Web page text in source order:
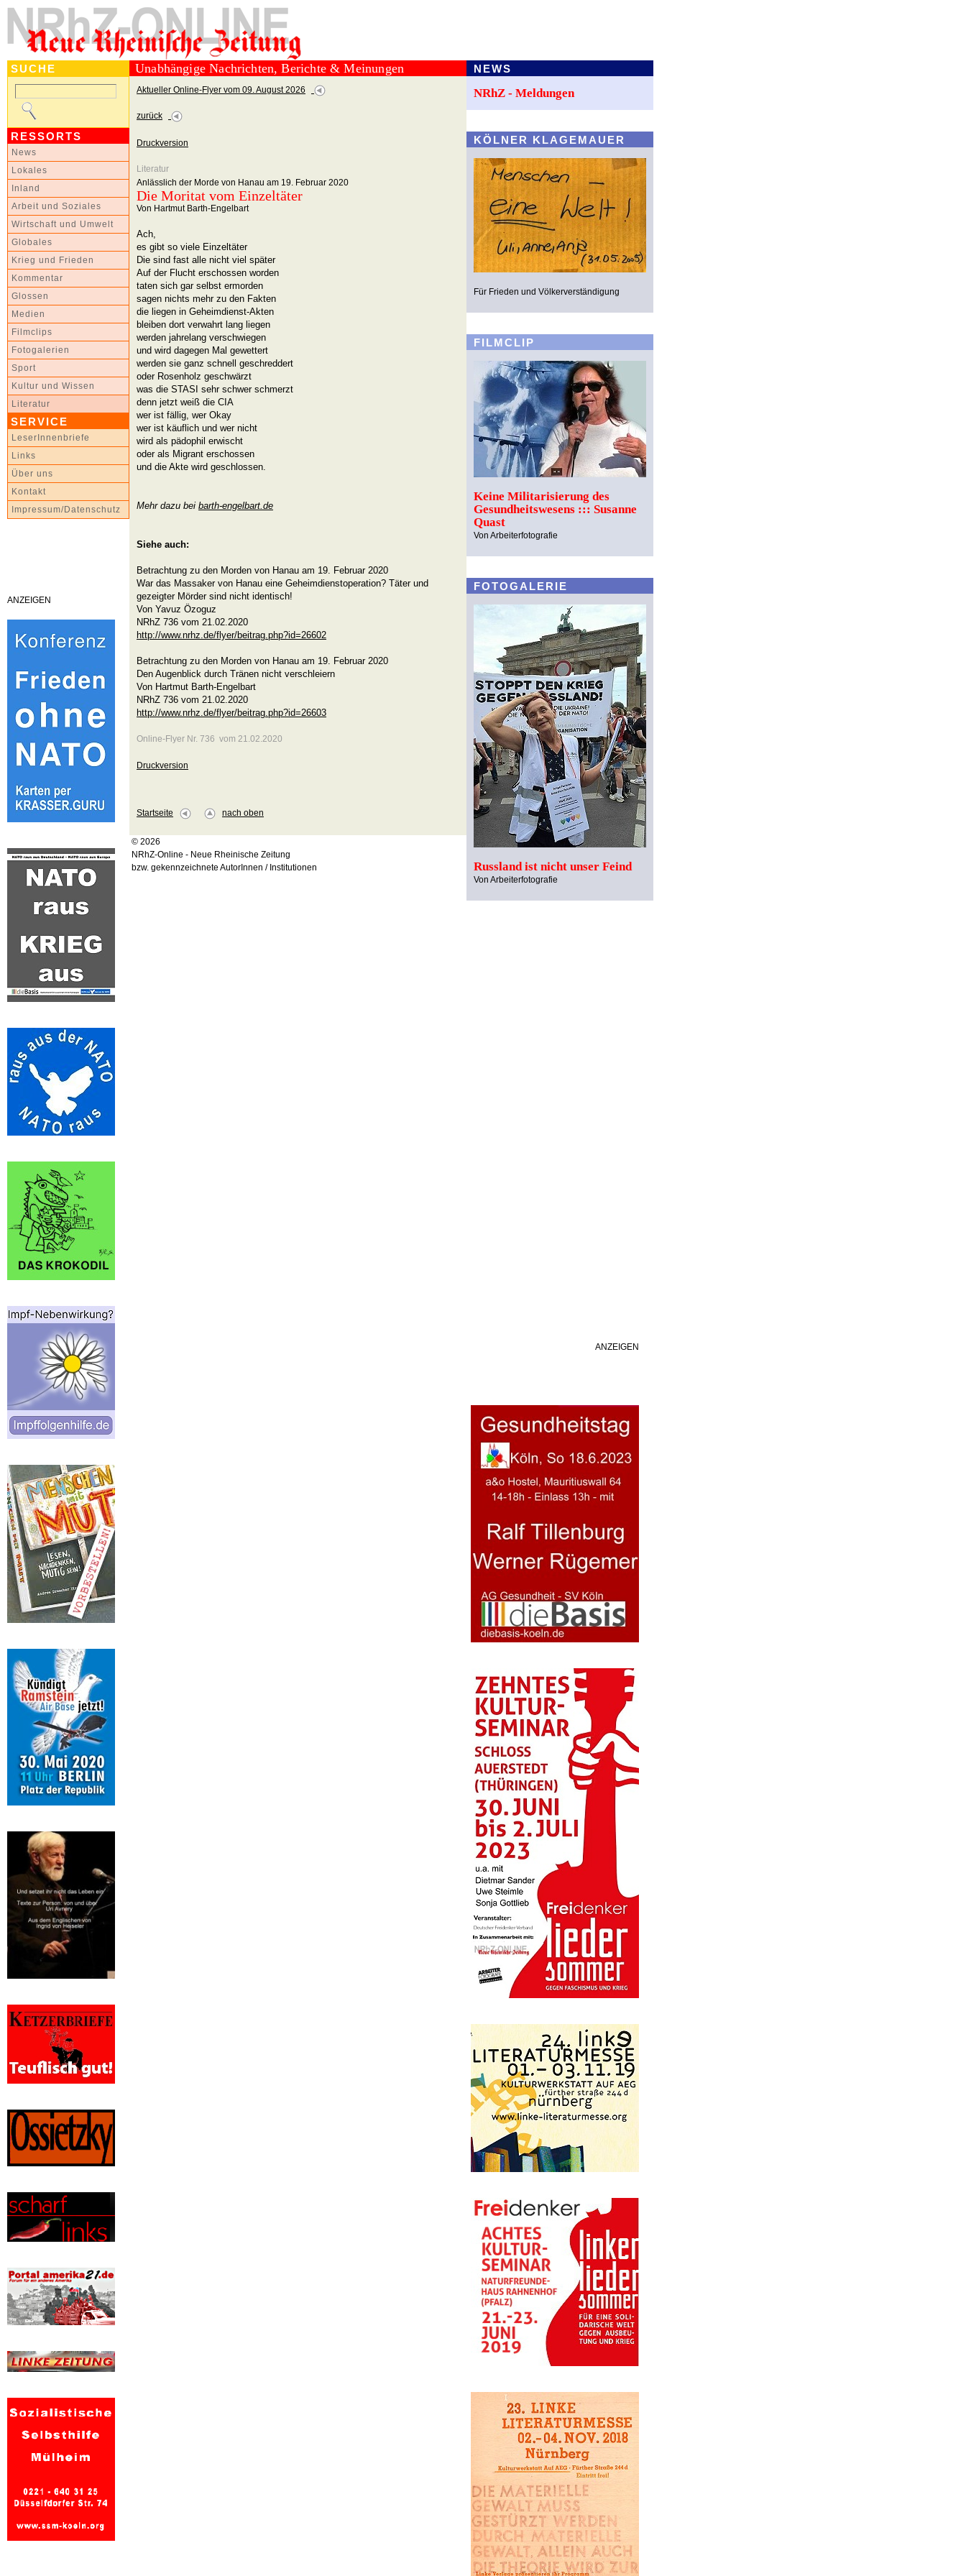
SUCHE
RESSORTS
News
Lokales
Inland
Arbeit und Soziales
Wirtschaft und Umwelt
Globales
Krieg und Frieden
Kommentar
Glossen
Medien
Filmclips
Fotogalerien
Sport
Kultur und Wissen
Literatur
SERVICE
LeserInnenbriefe
Links
Über uns
Kontakt
Impressum/Datenschutz
ANZEIGEN
Unabhängige Nachrichten, Berichte & Meinungen
Aktueller Online-Flyer vom 09. August 2026
zurück
Druckversion
Literatur
Anlässlich der Morde von Hanau am 19. Februar 2020
Die Moritat vom Einzeltäter
Von Hartmut Barth-Engelbart
Ach,
es gibt so viele Einzeltäter
Die sind fast alle nicht viel später
Auf der Flucht erschossen worden
taten sich gar selbst ermorden
sagen nichts mehr zu den Fakten
die liegen in Geheimdienst-Akten
bleiben dort verwahrt lang liegen
werden jahrelang verschwiegen
und wird dagegen Mal gewettert
werden sie ganz schnell geschreddert
oder Rosenholz geschwärzt
was die STASI sehr schwer schmerzt
denn jetzt weiß die CIA
wer ist fällig, wer Okay
wer ist käuflich und wer nicht
wird als pädophil erwischt
oder als Migrant erschossen
und die Akte wird geschlossen.
Mehr dazu bei barth-engelbart.de
Siehe auch:
Betrachtung zu den Morden von Hanau am 19. Februar 2020
War das Massaker von Hanau eine Geheimdienstoperation? Täter und
gezeigter Mörder sind nicht identisch!
Von Yavuz Özoguz
NRhZ 736 vom 21.02.2020
http://www.nrhz.de/flyer/beitrag.php?id=26602
Betrachtung zu den Morden von Hanau am 19. Februar 2020
Den Augenblick durch Tränen nicht verschleiern
Von Hartmut Barth-Engelbart
NRhZ 736 vom 21.02.2020
http://www.nrhz.de/flyer/beitrag.php?id=26603
Online-Flyer Nr. 736 vom 21.02.2020
Druckversion
Startseite nach oben
© 2026
NRhZ-Online - Neue Rheinische Zeitung
bzw. gekennzeichnete AutorInnen / Institutionen
NEWS
NRhZ - Meldungen
KÖLNER KLAGEMAUER
Für Frieden und Völkerverständigung
FILMCLIP
Keine Militarisierung des
Gesundheitswesens ::: Susanne
Quast
Von Arbeiterfotografie
FOTOGALERIE
Russland ist nicht unser Feind
Von Arbeiterfotografie
ANZEIGEN